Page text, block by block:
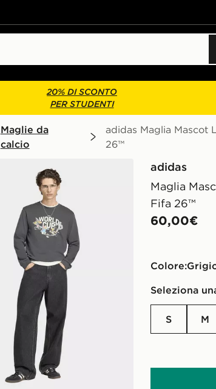
20% DI SCONTO
PER STUDENTI
Maglie da
calcio
adidas Maglia Mascot
26™
adidas
Maglia
Fifa 26™
60,00€
Colore:
Seleziona
S M